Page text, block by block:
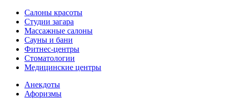
Салоны красоты
Студии загара
Массажные салоны
Сауны и бани
Фитнес-центры
Стоматологии
Медицинские центры
Анекдоты
Афоризмы